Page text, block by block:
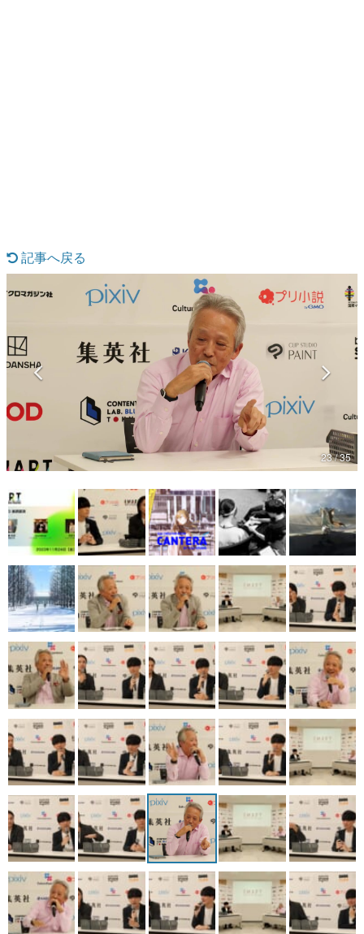
なんでゲームは面白い？
ゲーム開発者・hamatsu氏がゲームの魅力を画面や操作の
具体的な形から解き明かしていく、硬派で骨太な評論連載
ゲームが変えた日本語
「経験値」「裏技」「ラスボス」… ゲームにまつわる言葉
の起源や用法の変遷を、コンピューター文化史研究家・タ
イニーP氏が徹底調査。
カテゴリ
特集記事
女性向け
アプリレビュー
その他
電ファミニコゲーマーとは？
運営：株式会社マレ
記事へ戻る
23 / 35